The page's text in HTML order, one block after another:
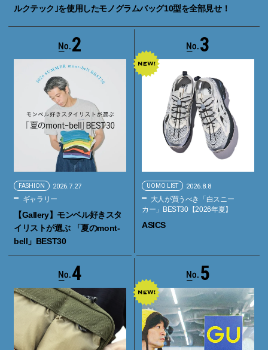
ルクテック｣を使用したモノグラムバッグ10型を全部見せ！
2
FASHION 2026.7.27
ギャラリー
【Gallery】モンベル好きスタ
イリストが選ぶ 「夏のmont-
bell」BEST30
3
UOMO LIST 2026.8.8
大人が買うべき「白スニー
カー」BEST30【2026年夏】
ASICS
4 5